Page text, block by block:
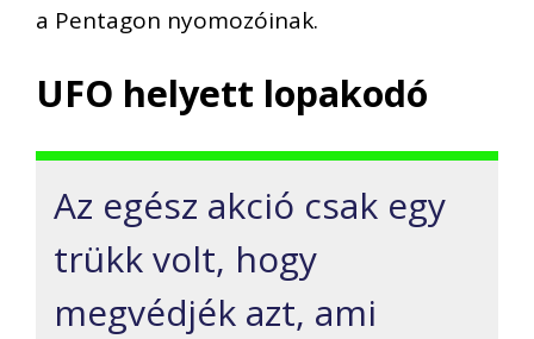
a Pentagon nyomozóinak.
UFO helyett lopakodó
Az egész akció csak egy
trükk volt, hogy
megvédjék azt, ami